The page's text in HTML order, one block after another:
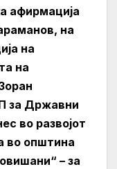
афирмација
на
на
на
за Државни
во развојот
во општина
– за